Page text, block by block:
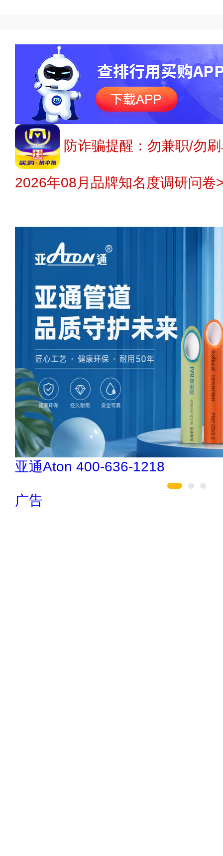
防诈骗提醒：勿兼职/勿
2026年08月品牌知名度调研问卷
索邦管Suban 021-5718000
广告